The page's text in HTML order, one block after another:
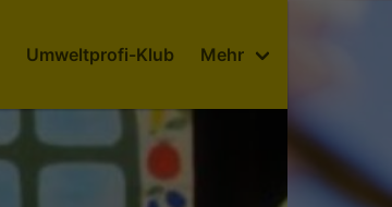
Umweltprofi-Klub Mehr